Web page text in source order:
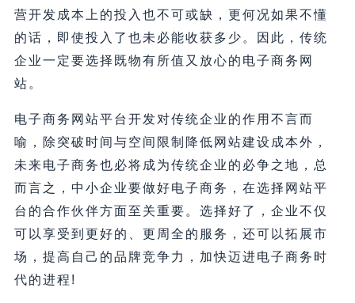
营开发成本上的投入也不可或缺，更何况如果不懂
的话，即使投入了也未必能收获多少。因此，传统
企业一定要选择既物有所值又放心的电子商务网
站。
电子商务网站平台开发对传统企业的作用不言而
喻，除突破时间与空间限制降低网站建设成本外，
未来电子商务也必将成为传统企业的必争之地，总
而言之，中小企业要做好电子商务，在选择网站平
台的合作伙伴方面至关重要。选择好了，企业不仅
可以享受到更好的、更周全的服务，还可以拓展市
场，提高自己的品牌竞争力，加快迈进电子商务时
代的进程!